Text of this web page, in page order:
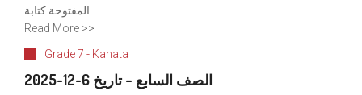
المفتوحة كتابة
Read More >>
Grade 7 - Kanata
الصف السابع – تاريخ 6-12-2025